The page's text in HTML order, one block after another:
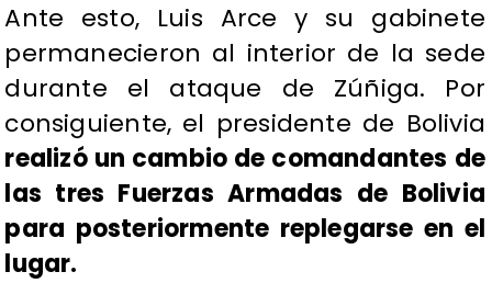
Ante esto, Luis Arce y su gabinete
permanecieron al interior de la sede
durante el ataque de Zúñiga. Por
consiguiente, el presidente de Bolivia
realizó un cambio de comandantes de
las tres Fuerzas Armadas de Bolivia
para posteriormente replegarse en el
lugar.